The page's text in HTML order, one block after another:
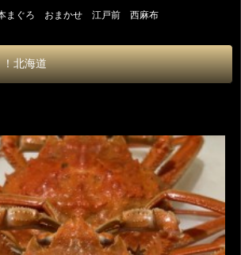
！
ぐろ おまかせ 江戸前 西麻布
北海道